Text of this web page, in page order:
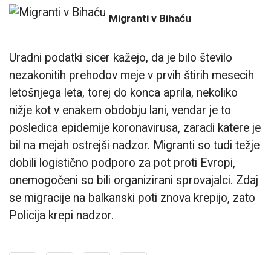
Migranti v Bihaću
Uradni podatki sicer kažejo, da je bilo število
nezakonitih prehodov meje v prvih štirih mesecih
letošnjega leta, torej do konca aprila, nekoliko
nižje kot v enakem obdobju lani, vendar je to
posledica epidemije koronavirusa, zaradi katere je
bil na mejah ostrejši nadzor. Migranti so tudi težje
dobili logistično podporo za pot proti Evropi,
onemogočeni so bili organizirani sprovajalci. Zdaj
se migracije na balkanski poti znova krepijo, zato
Policija krepi nadzor.